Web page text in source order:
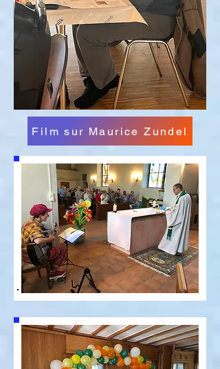
Film sur Maurice Zundel